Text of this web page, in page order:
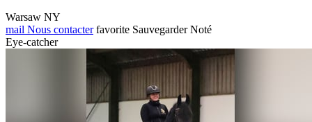
Warsaw NY
mail Nous contacter favorite Sauvegarder Noté
Eye-catcher